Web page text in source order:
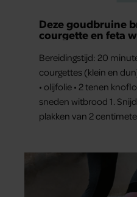
Deze goudbruine
courgette en feta
Bereidingstijd: 20
courgettes (klein en
• olijfolie • 2 tenen
sneden witbrood 1.
plakken van 2